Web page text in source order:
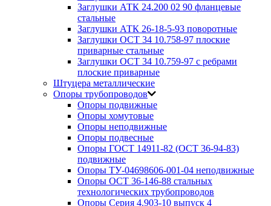
Заглушки АТК 24.200 02 90 фланцевые
стальные
Заглушки АТК 26-18-5-93 поворотные
Заглушки ОСТ 34 10.758-97 плоские
приварные стальные
Заглушки ОСТ 34 10.759-97 с ребрами
плоские приварные
Штуцера металлические
Опоры трубопроводов
Опоры подвижные
Опоры хомутовые
Опоры неподвижные
Опоры подвесные
Опоры ГОСТ 14911-82 (ОСТ 36-94-83)
подвижные
Опоры ТУ-04698606-001-04 неподвижные
Опоры ОСТ 36-146-88 стальных
технологических трубопроводов
Опоры Серия 4.903-10 выпуск 4